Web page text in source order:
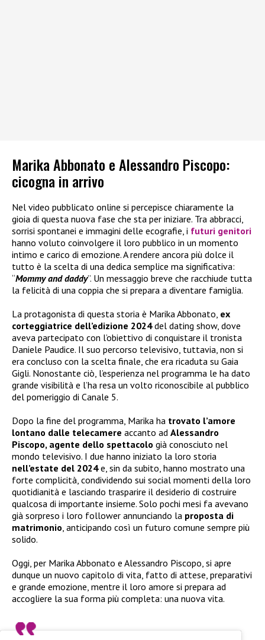
Marika Abbonato e Alessandro Piscopo:
cicogna in arrivo
Nel video pubblicato online si percepisce chiaramente la
gioia di questa nuova fase che sta per iniziare. Tra abbracci,
sorrisi spontanei e immagini delle ecografie, i futuri genitori
hanno voluto coinvolgere il loro pubblico in un momento
intimo e carico di emozione. A rendere ancora più dolce il
tutto è la scelta di una dedica semplice ma significativa:
“Mommy and daddy”. Un messaggio breve che racchiude tutta
la felicità di una coppia che si prepara a diventare famiglia.
La protagonista di questa storia è Marika Abbonato, ex
corteggiatrice dell’edizione 2024del dating show, dove
aveva partecipato con l’obiettivo di conquistare il tronista
Daniele Paudice. Il suo percorso televisivo, tuttavia, non si
era concluso con la scelta finale, che era ricaduta su Gaia
Gigli. Nonostante ciò, l’esperienza nel programma le ha dato
grande visibilità e l’ha resa un volto riconoscibile al pubblico
del pomeriggio di Canale 5.
Dopo la fine del programma, Marika ha trovato l’amore
lontano dalle telecamere accanto ad Alessandro
Piscopo, agente dello spettacolo già conosciuto nel
mondo televisivo. I due hanno iniziato la loro storia
nell’estate del 2024e, sin da subito, hanno mostrato una
forte complicità, condividendo sui social momenti della loro
quotidianità e lasciando trasparire il desiderio di costruire
qualcosa di importante insieme. Solo pochi mesi fa avevano
già sorpreso i loro follower annunciando la proposta di
matrimonio, anticipando così un futuro comune sempre più
solido.
Oggi, per Marika Abbonato e Alessandro Piscopo, si apre
dunque un nuovo capitolo di vita, fatto di attese, preparativi
e grande emozione, mentre il loro amore si prepara ad
accogliere la sua forma più completa: una nuova vita.